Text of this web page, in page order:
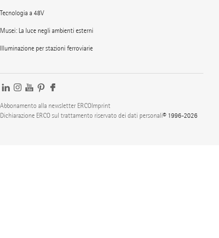
Tecnologia a 48V
Musei: La luce negli ambienti esterni
Illuminazione per stazioni ferroviarie
Abbonamento alla newsletter ERCOImprint
Dichiarazione ERCO sul trattamento riservato dei dati personali© 1996-2026